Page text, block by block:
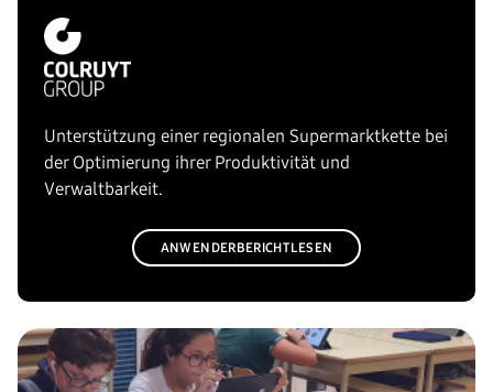
Unterstützung einer regionalen Supermarktkette bei
der Optimierung ihrer Produktivität und
Verwaltbarkeit.
ANWENDERBERICHT LESEN